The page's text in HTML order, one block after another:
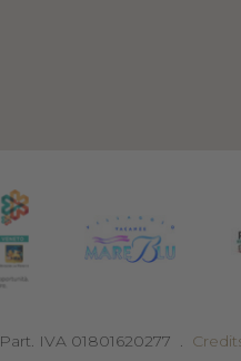
Part. IVA 01801620277 .